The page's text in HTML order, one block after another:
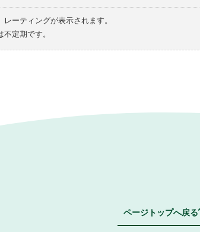
ーティングが表示されます。
定期です。
ページトップへ戻る